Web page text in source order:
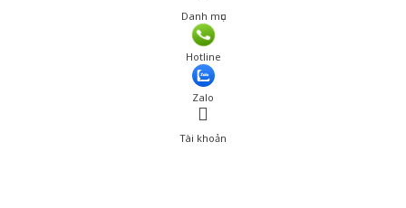
Danh mục
Hotline
Zalo
Tài khoản